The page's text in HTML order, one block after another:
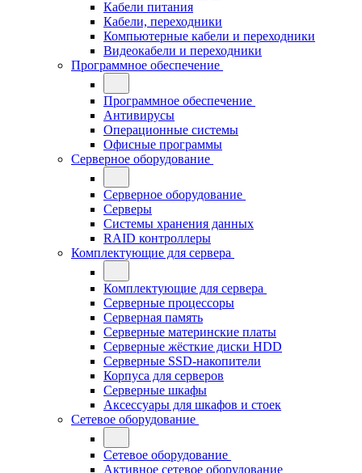
Кабели питания
Кабели, переходники
Компьютерные кабели и переходники
Видеокабели и переходники
Программное обеспечение
Программное обеспечение
Антивирусы
Операционные системы
Офисные программы
Серверное оборудование
Серверное оборудование
Серверы
Системы хранения данных
RAID контроллеры
Комплектующие для сервера
Комплектующие для сервера
Серверные процессоры
Серверная память
Серверные материнские платы
Серверные жёсткие диски HDD
Серверные SSD-накопители
Корпуса для серверов
Серверные шкафы
Аксессуары для шкафов и стоек
Сетевое оборудование
Сетевое оборудование
Активное сетевое оборудование